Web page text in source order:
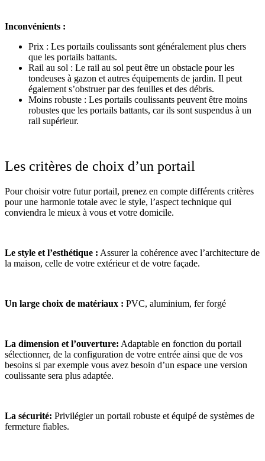
Inconvénients :
Prix : Les portails coulissants sont généralement plus chers
que les portails battants.
Rail au sol : Le rail au sol peut être un obstacle pour les
tondeuses à gazon et autres équipements de jardin. Il peut
également s’obstruer par des feuilles et des débris.
Moins robuste : Les portails coulissants peuvent être moins
robustes que les portails battants, car ils sont suspendus à un
rail supérieur.
Les critères de choix d’un portail
Pour choisir votre futur portail, prenez en compte différents critères
pour une harmonie totale avec le style, l’aspect technique qui
conviendra le mieux à vous et votre domicile.
Le style et l’esthétique : Assurer la cohérence avec l’architecture de
la maison, celle de votre extérieur et de votre façade.
Un large choix de matériaux : PVC, aluminium, fer forgé
La dimension et l’ouverture: Adaptable en fonction du portail
sélectionner, de la configuration de votre entrée ainsi que de vos
besoins si par exemple vous avez besoin d’un espace une version
coulissante sera plus adaptée.
La sécurité: Privilégier un portail robuste et équipé de systèmes de
fermeture fiables.